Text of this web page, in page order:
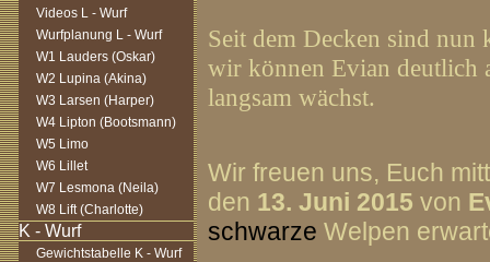
Videos L - Wurf
Wurfplanung L - Wurf
W1 Lauders (Oskar)
W2 Lupina (Akina)
W3 Larsen (Harper)
W4 Lipton (Bootsmann)
W5 Limo
W6 Lillet
W7 Lesmona (Neila)
W8 Lift (Charlotte)
Gewichtstabelle K - Wurf
Seit dem Decken sind nun
wir können Evian deutlich
langsam wächst.
Wir freuen uns, Euch
den 13. Juni 2015 von
schwarze Welpen